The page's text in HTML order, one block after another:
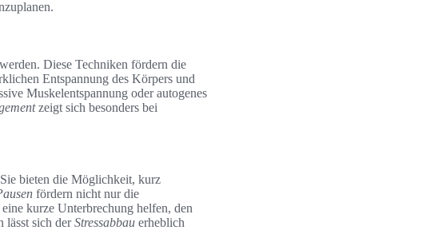
Diese Techniken fördern die
Entspannung des Körpers und
Muskelentspannung oder autogenes
zeigt sich besonders bei
bieten die Möglichkeit, kurz
fördern nicht nur die
kurze Unterbrechung helfen, den
lässt sich derStressabbau erheblich